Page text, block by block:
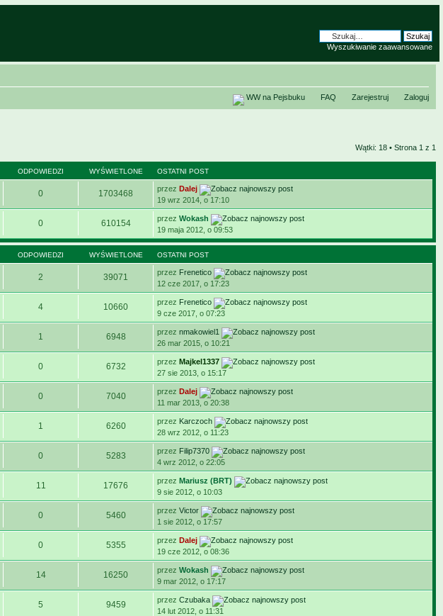
Wyszukiwanie zaawansowane
WW na Pejsbuku FAQ Zarejestruj Zaloguj
Wątki: 18 • Strona 1 z 1
ODPOWIEDZI WYŚWIETLONE OSTATNI POST
0 1703468 przezDalej
19 wrz 2014, o 17:10
0 610154 przezWokash
19 maja 2012, o 09:53
ODPOWIEDZI WYŚWIETLONE OSTATNI POST
2 39071 przez Frenetico
12 cze 2017, o 17:23
4 10660 przez Frenetico
9 cze 2017, o 07:23
1 6948 przeznmakowiel1
26 mar 2015, o 10:21
0 6732 przezMajkel1337
27 sie 2013, o 15:17
0 7040 przezDalej
11 mar 2013, o 20:38
1 6260 przez Karczoch
28 wrz 2012, o 11:23
0 5283 przez Filip7370
4 wrz 2012, o 22:05
11 17676 przezMariusz (BRT)
9 sie 2012, o 10:03
0 5460 przezVictor
1 sie 2012, o 17:57
0 5355 przezDalej
19 cze 2012, o 08:36
14 16250 przezWokash
9 mar 2012, o 17:17
5 9459 przezCzubaka
14 lut 2012, o 11:31